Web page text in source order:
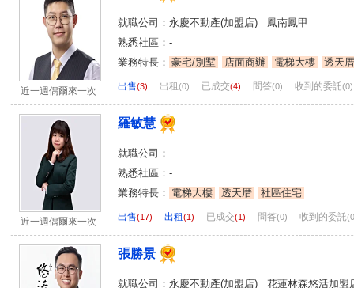
近一週偶爾來一次
就職公司：永慶不動產(加盟店) 鳳南鳳甲
熟悉社區：-
業務特長： 豪宅/別墅 店面商辦 電梯大樓 透天厝
出售(3) 出租 (0) 已成交(4) 問答(0) 收到的委託(0)
近一週偶爾來一次
羅敏慧
就職公司：
熟悉社區：-
業務特長： 電梯大樓 透天厝 社區住宅
出售(17) 出租(1) 已成交(1) 問答(0) 收到的委託
張勝景
就職公司：永慶不動產(加盟店) 花蓮林森悠活加盟